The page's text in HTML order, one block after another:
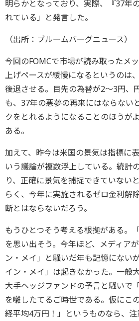
明らかとなっており、実際、『37年
れている」と発言した。
（出所：ブルームバーグニュース）
今回のFOMCで市場が読み取ったメ
上げペースが緩慢になるというのは
後退させる。目先の為替が2～3円、
も、37年の悪夢の再来にはならない
クをとれるようになることのほうが
ある。
加えて、昨今は米国の景気は指標に
いう議論が複数浮上している。統計
り、正確に景気を捕捉できていない
らく、今年に実施されるゼロ金利解
断とはならないだろう。
もうひとつそう考える根拠がある。
を思い出そう。今年ほど、メディア
ン・メイ」と騒いだ年も記憶にない
イン・メイ」は起きなかった。一般
大手ヘッジファンドの予言と騒いで
を囃したてるご時世である。仮にこ
経平均4万円！」というものなら、